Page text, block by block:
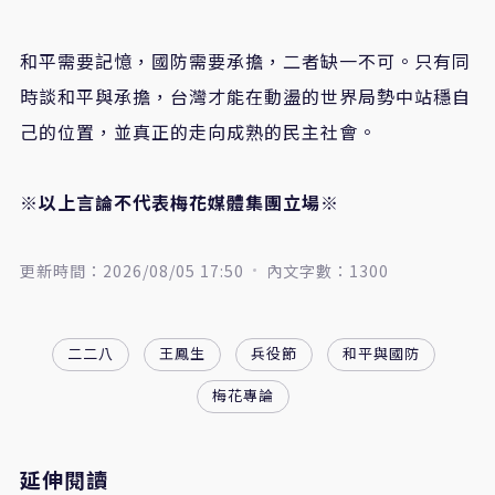
和平需要記憶，國防需要承擔，二者缺一不可。只有同
時談和平與承擔，台灣才能在動盪的世界局勢中站穩自
己的位置，並真正的走向成熟的民主社會。
※以上言論不代表梅花媒體集團立場※
更新時間：2026/08/05 17:50 內文字數：1300
二二八 王鳳生 兵役節
和平與國防
梅花專論
延伸閱讀